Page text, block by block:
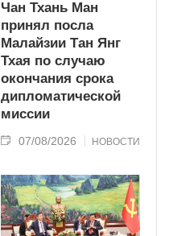
Чан Тхань Ман
принял посла
Малайзии Тан Янг
Тхая по случаю
окончания срока
дипломатической
миссии
07/08/2026 НОВОСТИ